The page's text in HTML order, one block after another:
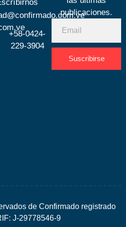
+58-0424-
229-3904
publicaciones.
Suscribirse
de Confirmado registrado
J-29778546-9